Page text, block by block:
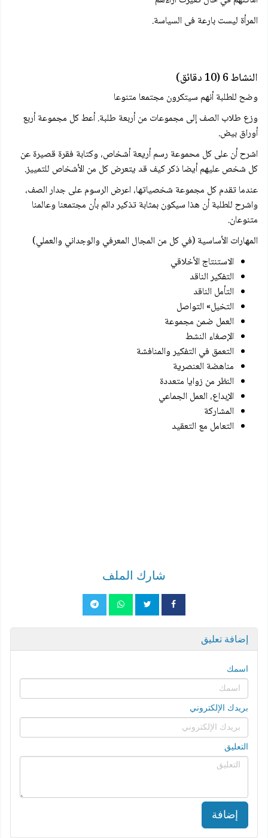
المرأة ليست بارعة فى السياسة.
النشاط 6 (10 دقائق)
وضح للطلبة أنهم سيتكرون مجتمعا متنوعا
وزع طلاب الصف إلى مجموعات من أربعة طلبة. أعط كل مجموعة أربع
أوراق بيض.
اشرح أن على كل محموعة رسم أريعة أشخاص، وكتابة فقرة قصيرة عن
كل شخص عليهم أيضا ذكر كيف قد يتعرض كل من الأشخاص للتمييز.
عندما تقدم كل مجموعة شخصياتها، اعرض الرسوم على جدار الصف،
واشرح للطلبة أن هذا سيكون بمثابة تذكير دائم بأن مجتمعنا وعالمنا
متنوعان.
المهارات الأساسية (في كل من المجال المعرفي والوجداني والعملي)
الاستنتاج الأخلاقي
التفكير الناقد
التأمل الناقد
التخيل» التواصل
العمل ضمن مجموعة
الإصغاء النشط
التعمق في التفكير والمنافشة
مناهضة العنصرية
النظر من زوايا متعددة
الإبداع، العمل الجماعي
المشاركة
التعامل مع التعقيد
شارك الملف
إضافة تعليق
اسمك
بريدك الإلكتروني
التعليق
إضافة